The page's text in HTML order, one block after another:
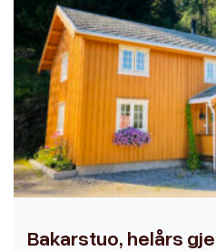
Bakarstuo, helårs